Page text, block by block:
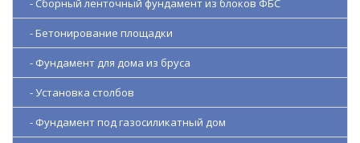
- Сборный ленточный фундамент из блоков ФБС
- Бетонирование площадки
- Фундамент для дома из бруса
- Установка столбов
- Фундамент под газосиликатный дом